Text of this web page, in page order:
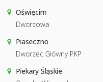
Oświęcim
Dworcowa
Piaseczno
Dworzec Główny PKP
Piekary Śląskie